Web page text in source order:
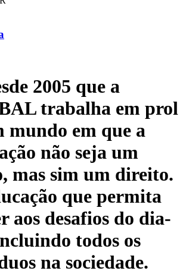
2005 que a
trabalha em prol
mundo em que a
não seja um
mas sim um direito.
que permita
aos desafios do dia-
todos os
na sociedade.